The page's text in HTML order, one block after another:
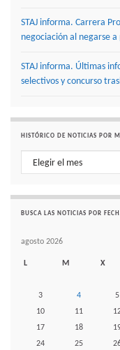
STAJ informa. Carrera
negociación al negarse
STAJ informa. Últimas
selectivos y concurso
HISTÓRICO DE NOTICIAS POR
Histórico de noticias por mes
BUSCA LAS NOTICIAS POR
agosto 2026
L M X
3
4 5
10
11
17
18
24
25